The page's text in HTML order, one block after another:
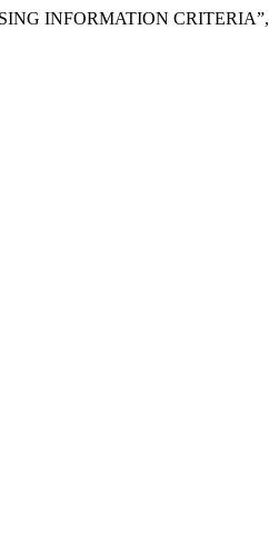
INFORMATION CRITERIA”,